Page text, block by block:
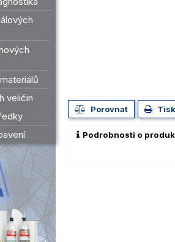
veličin
Porovnat Tisk
Podrobnosti o